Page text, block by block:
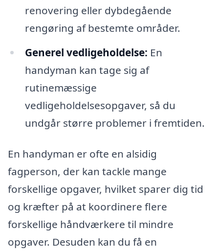
renovering eller dybdegående
rengøring af bestemte områder.
Generel vedligeholdelse: En
handyman kan tage sig af
rutinemæssige
vedligeholdelsesopgaver, så du
undgår større problemer i fremtiden.
En handyman er ofte en alsidig
fagperson, der kan tackle mange
forskellige opgaver, hvilket sparer dig tid
og kræfter på at koordinere flere
forskellige håndværkere til mindre
opgaver. Desuden kan du få en